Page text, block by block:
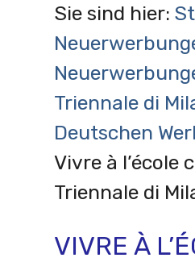
Sie sind hier:
Triennale di
Deutschen
Vivre à l’école
Triennale di
VIVRE À